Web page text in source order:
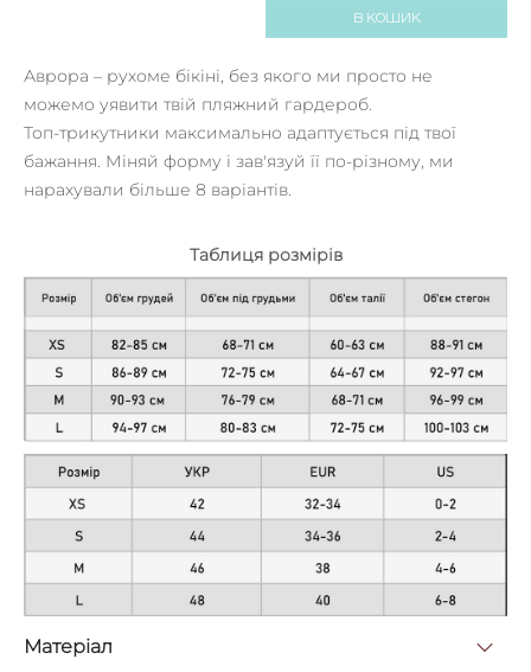
В КОШИК
Аврора – рухоме бікіні, без якого ми просто не
можемо уявити твій пляжний гардероб.
Топ-трикутники максимально адаптується під твої
бажання. Міняй форму і зав'язуй її по-різному, ми
нарахували більше 8 варіантів.
Таблиця розмірів
Матерiал